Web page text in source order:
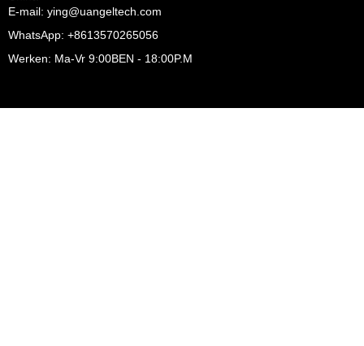
E-mail: ying@uangeltech.com
WhatsApp: +8613570265056
Werken: Ma-Vr 9:00BEN - 18:00P.M